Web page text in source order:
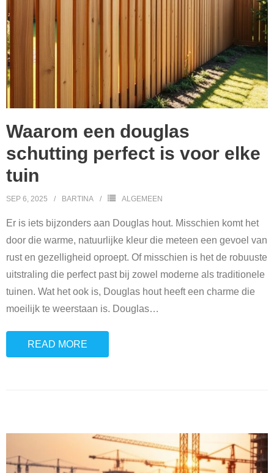
Waarom een douglas
schutting perfect is voor elke
tuin
SEP 6, 2025 BARTINA ALGEMEEN
Er is iets bijzonders aan Douglas hout. Misschien komt het
door die warme, natuurlijke kleur die meteen een gevoel van
rust en gezelligheid oproept. Of misschien is het de robuuste
uitstraling die perfect past bij zowel moderne als traditionele
tuinen. Wat het ook is, Douglas hout heeft een charme die
moeilijk te weerstaan is. Douglas…
READ MORE